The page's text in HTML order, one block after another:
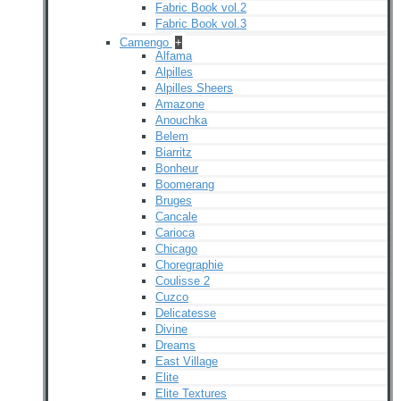
Fabric Book vol.2
Fabric Book vol.3
Camengo +
Alfama
Alpilles
Alpilles Sheers
Amazone
Anouchka
Belem
Biarritz
Bonheur
Boomerang
Bruges
Cancale
Carioca
Chicago
Choregraphie
Coulisse 2
Cuzco
Delicatesse
Divine
Dreams
East Village
Elite
Elite Textures